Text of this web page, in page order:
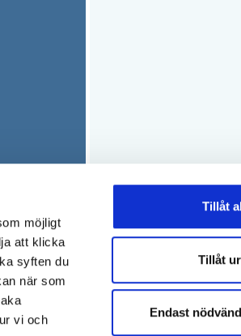
möjligt
att klicka
syften du
när som
vi och
Tillåt
Tillåt
Endast